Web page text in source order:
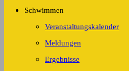
Schwimmen
Veranstaltungskalender
Meldungen
Ergebnisse